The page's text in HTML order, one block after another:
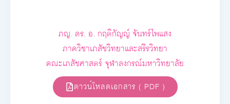
ภญ. ดร. อ. กฤติกัญญ์ จันทร์ไพแสง
ภาควิชาเภสัชวิทยาและสรีรวิทยา
คณะเภสัชศาสตร์ จุฬาลงกรณ์มหาวิทยาลัย
ดาวน์โหลดเอกสาร ( PDF )